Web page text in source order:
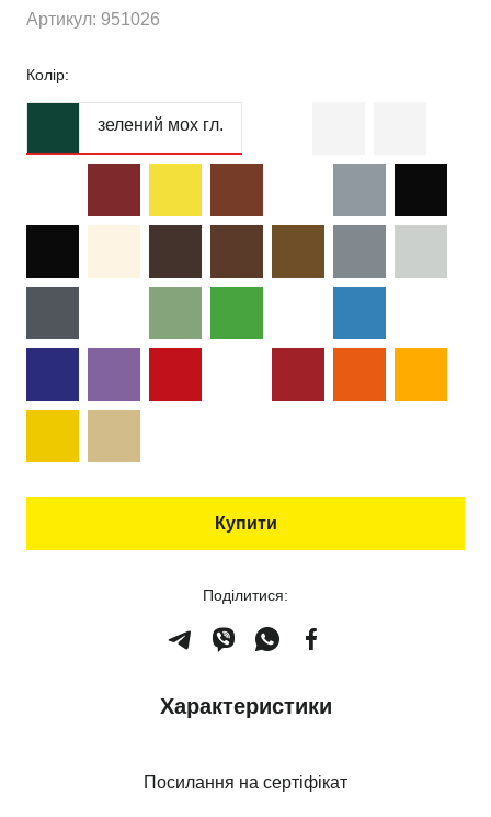
Артикул: 951026
Колір:
зелений мох гл.
Купити
Поділитися:
Характеристики
Посилання на сертіфікат